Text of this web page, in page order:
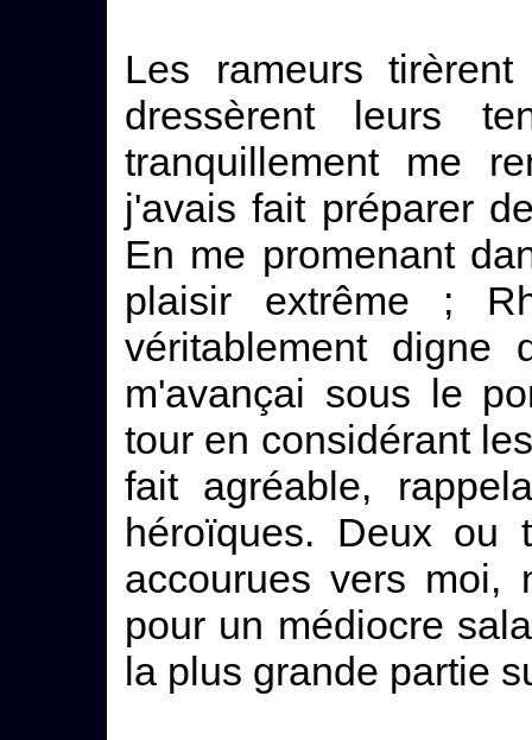
Les rameurs
dressèrent leurs
tranquillement me
j'avais fait préparer
En me promenant
plaisir extrême ;
véritablement
m'avançai sous le
tour en considérant
fait agréable,
héroïques. Deux ou
accourues vers moi,
pour un médiocre
la plus grande partie